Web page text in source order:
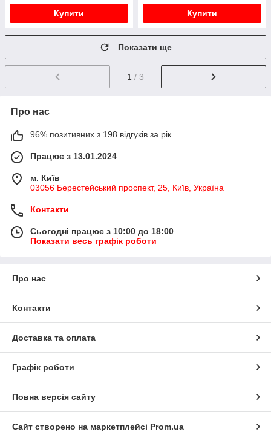
Купити Купити
Показати ще
1 / 3
Про нас
96% позитивних з 198 відгуків за рік
Працює з 13.01.2024
м. Київ
03056 Берестейський проспект, 25, Київ, Україна
Контакти
Сьогодні працює з 10:00 до 18:00
Показати весь графік роботи
Про нас
Контакти
Доставка та оплата
Графік роботи
Повна версія сайту
Сайт створено на маркетплейсі Prom.ua